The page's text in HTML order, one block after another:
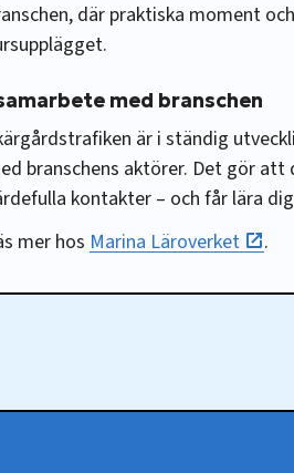
där praktiska moment
med branschen
är i ständig
branschens aktörer. Det gör
kontakter – och får lära
mer hos Marina Läroverket .